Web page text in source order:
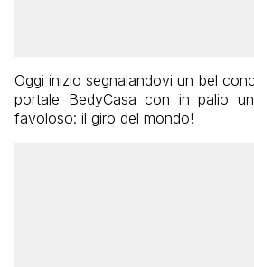
Oggi inizio segnalandovi un bel
portale BedyCasa con in palio
favoloso: il giro del mondo!